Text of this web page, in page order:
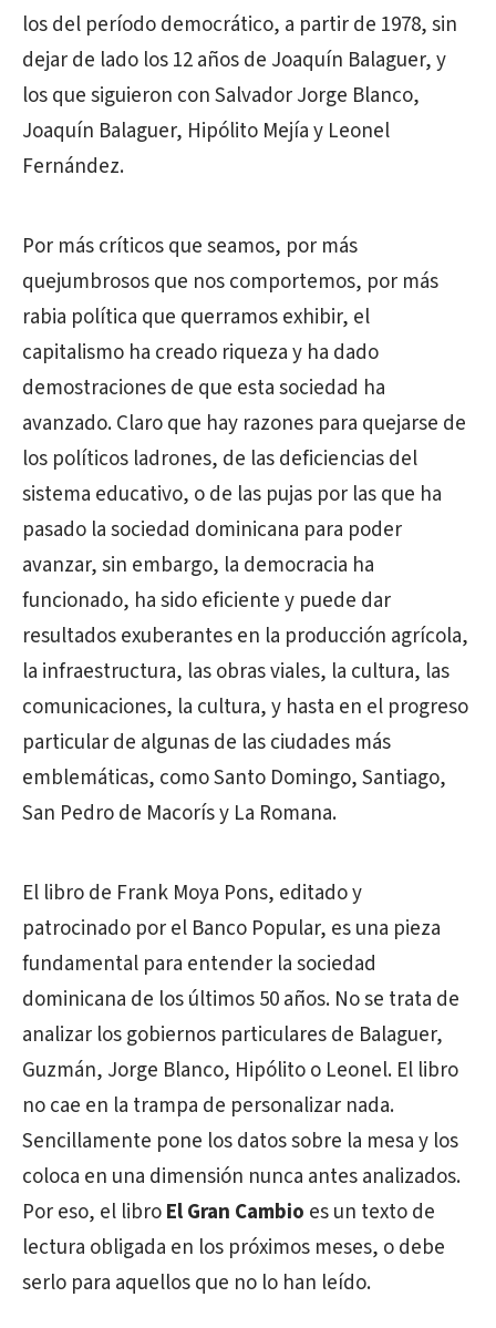
los del período democrático, a partir de 1978, sin
dejar de lado los 12 años de Joaquín Balaguer, y
los que siguieron con Salvador Jorge Blanco,
Joaquín Balaguer, Hipólito Mejía y Leonel
Fernández.
Por más críticos que seamos, por más
quejumbrosos que nos comportemos, por más
rabia política que querramos exhibir, el
capitalismo ha creado riqueza y ha dado
demostraciones de que esta sociedad ha
avanzado. Claro que hay razones para quejarse de
los políticos ladrones, de las deficiencias del
sistema educativo, o de las pujas por las que ha
pasado la sociedad dominicana para poder
avanzar, sin embargo, la democracia ha
funcionado, ha sido eficiente y puede dar
resultados exuberantes en la producción agrícola,
la infraestructura, las obras viales, la cultura, las
comunicaciones, la cultura, y hasta en el progreso
particular de algunas de las ciudades más
emblemáticas, como Santo Domingo, Santiago,
San Pedro de Macorís y La Romana.
El libro de Frank Moya Pons, editado y
patrocinado por el Banco Popular, es una pieza
fundamental para entender la sociedad
dominicana de los últimos 50 años. No se trata de
analizar los gobiernos particulares de Balaguer,
Guzmán, Jorge Blanco, Hipólito o Leonel. El libro
no cae en la trampa de personalizar nada.
Sencillamente pone los datos sobre la mesa y los
coloca en una dimensión nunca antes analizados.
Por eso, el libroEl Gran Cambio es un texto de
lectura obligada en los próximos meses, o debe
serlo para aquellos que no lo han leído.